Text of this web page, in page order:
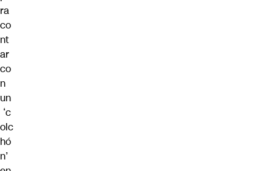
ra
co
nt
ar
co
n
un
‘c
olc
hó
n’